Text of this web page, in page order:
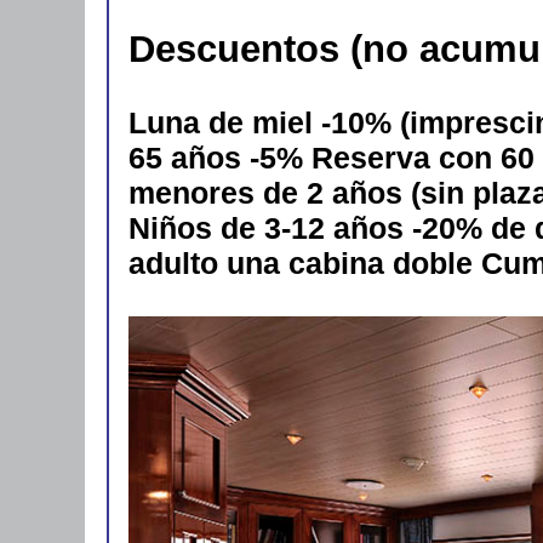
Descuentos (no
Luna de miel -10%
65 años -5% Reserva con
menores de 2 años (sin
Niños de 3-12 años -20%
adulto una cabina doble